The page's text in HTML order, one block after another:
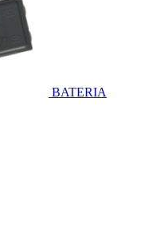
BATERIA